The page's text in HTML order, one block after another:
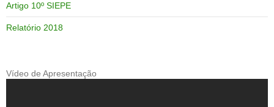
Artigo 10º SIEPE
Relatório 2018
Vídeo de Apresentação